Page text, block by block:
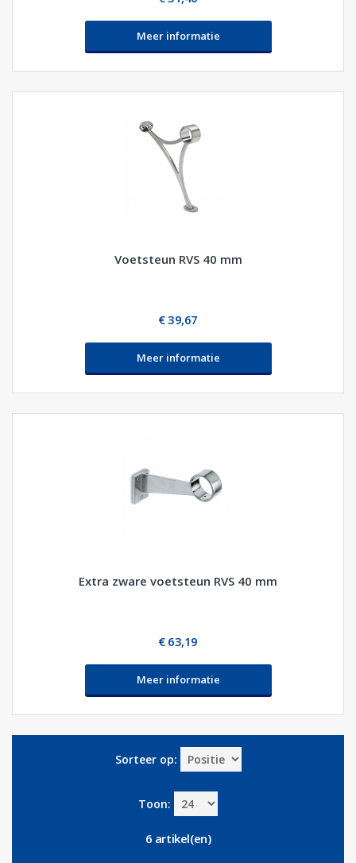
Meer informatie
Voetsteun RVS 40 mm
€ 39,67
Meer informatie
Extra zware voetsteun RVS 40 mm
€ 63,19
Meer informatie
Sorteer op:
Toon:
6 artikel(en)